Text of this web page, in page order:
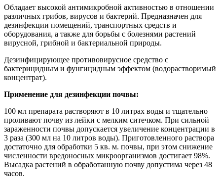
Обладает высокой антимикробной активностью в отношении
различных грибов, вирусов и бактерий. Предназначен для
дезинфекции помещений, транспортных средств и
оборудования, а также для борьбы с болезнями растений
вирусной, грибной и бактериальной природы.
Дезинфицирующее противовирусное средство с
бактерицидным и фунгицидным эффектом (водорастворимый
концентрат).
Применение для дезинфекции почвы:
100 мл препарата растворяют в 10 литрах воды и тщательно
проливают почву из лейки с мелким ситечком. При сильной
зараженности почвы допускается увеличение концентрации в
3 раза (300 мл на 10 литров воды). Приготовленного раствора
достаточно для обработки 5 кв. м. почвы, при этом снижение
численности вредоносных микроорганизмов достигает 98%.
Высадка растений в обработанную почву допустима через 48
часов.